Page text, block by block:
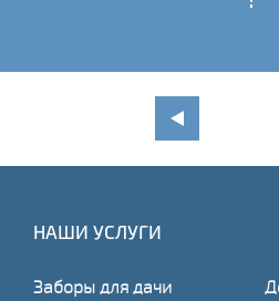
НАШИ УСЛУГИ
Заборы для дачи